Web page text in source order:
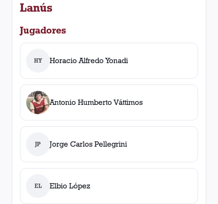
Lanús
Jugadores
HY Horacio Alfredo Yonadi
Antonio Humberto Váttimos
JP Jorge Carlos Pellegrini
EL Elbio López